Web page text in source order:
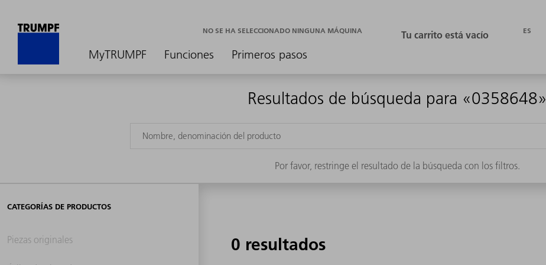
MyTRUMPF Funciones Primeros pasos
NO SE HA SELECCIONADO NINGUNA MÁQUINA ES
Resultados de búsqueda para «0358648»
Por favor, restringe el resultado de la búsqueda con los filtros.
CATEGORÍAS DE PRODUCTOS
Piezas originales 0 resultados